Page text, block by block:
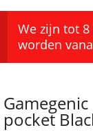
We zijn tot
worden
pocket